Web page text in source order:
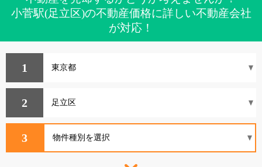
小菅駅(足立区)の不動産価格に詳しい不動産会社
が対応！
1
2
3